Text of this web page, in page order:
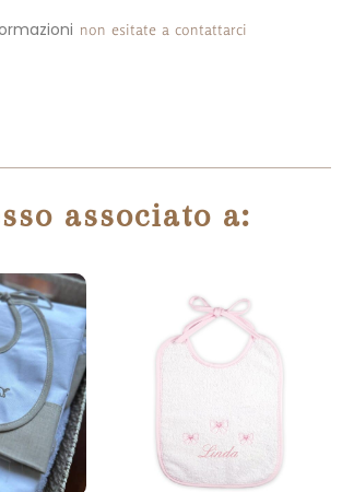
non esitate a contattarci
associato a: